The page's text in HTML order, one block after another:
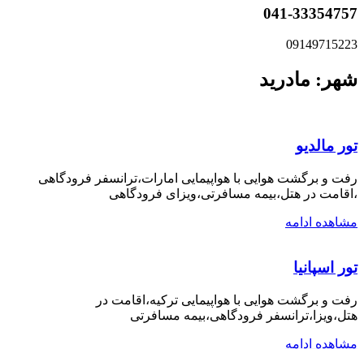
041-33354757
09149715223
شهر: مادرید
تور مالدیو
رفت و برگشت هوایی با هواپیمایی امارات،ترانسفر فرودگاهی
،اقامت در هتل،بیمه مسافرتی،ویزای فرودگاهی
مشاهده ادامه
تور اسپانیا
رفت و برگشت هوایی با هواپیمایی ترکیه،اقامت در
هتل،ویزا،ترانسفر فرودگاهی،بیمه مسافرتی
مشاهده ادامه